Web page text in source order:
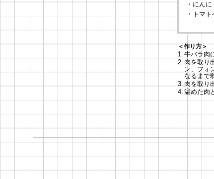
・にんに
・トマ
＜作り方＞
1. 牛バラ肉
2. 肉を取り
ン、フォ
なるまで
3.肉を取り
4. 温めた肉